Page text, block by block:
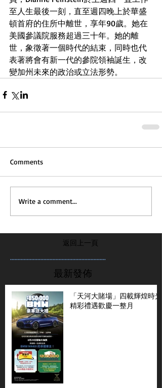
至人生最後一刻，直至週四晚上於華盛
頓首府的住所中離世，享年90歲。她在
美國參議院服務超過三十年。她的離
世，象徵著一個時代的結束，同時也代
表著將會有新一代的參院領袖誕生，改
變加州未來的政治或立法形勢。
Comments
Write a comment...
返回上一頁
...............................................................
最新發佈
「天河大賭場」四載輝煌時光
精彩禮遇歡慶一整月